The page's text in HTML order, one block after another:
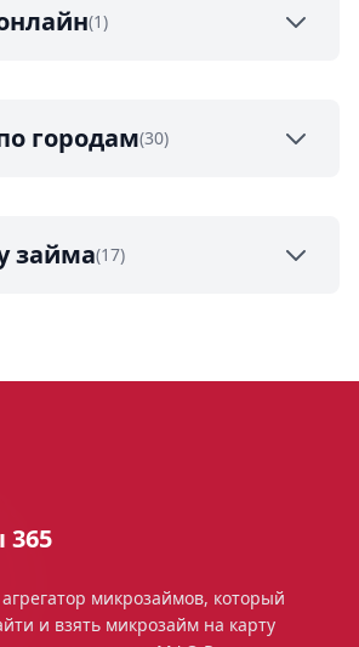
(1)
городам(30)
займа(17)
микрозаймов, который
и взять микрозайм на карту